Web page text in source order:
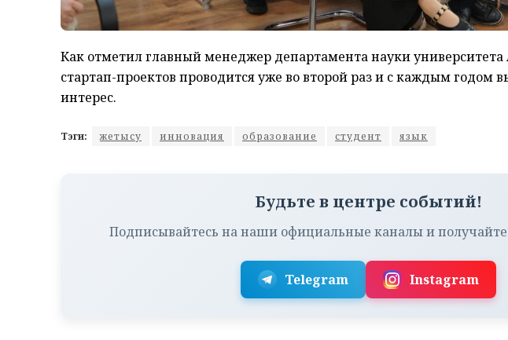
Как отметил главный менеджер департамента науки
стартап-проектов проводится уже во второй раз и с каждым годом
интерес.
Тэги: жетысу инновация образование студент язык
Будьте в центре событий!
Подписывайтесь на наши официальные каналы и
Telegram Instagram